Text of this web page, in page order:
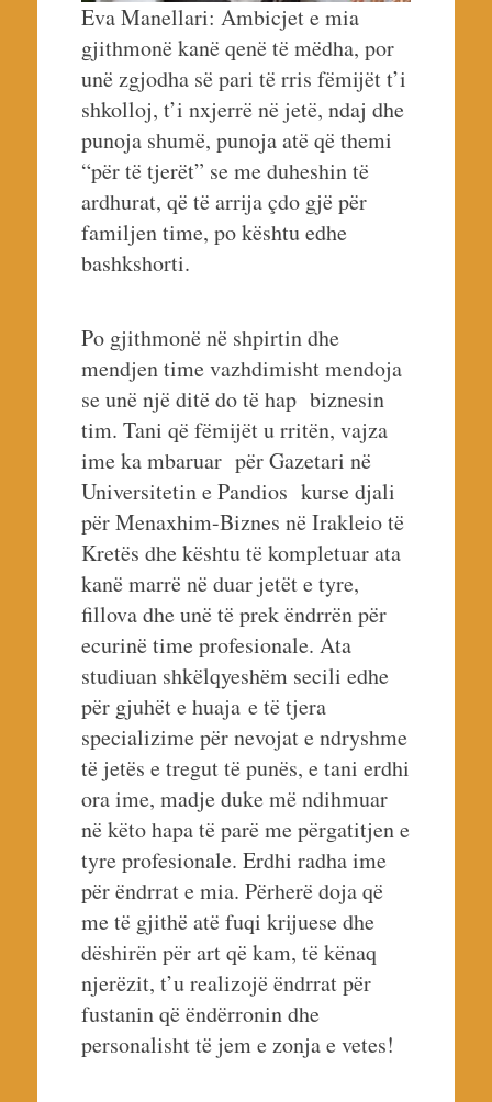
Eva Manellari: Ambicjet e mia
gjithmonë kanë qenë të mëdha, por
unë zgjodha së pari të rris fëmijët t’i
shkolloj, t’i nxjerrë në jetë, ndaj dhe
punoja shumë, punoja atë që themi
“për të tjerët” se me duheshin të
ardhurat, që të arrija çdo gjë për
familjen time, po kështu edhe
bashkshorti.
Po gjithmonë në shpirtin dhe
mendjen time vazhdimisht mendoja
se unë një ditë do të hap biznesin
tim. Tani që fëmijët u rritën, vajza
ime ka mbaruar për Gazetari në
Universitetin e Pandios kurse djali
për Menaxhim-Biznes në Irakleio të
Kretës dhe kështu të kompletuar ata
kanë marrë në duar jetët e tyre,
fillova dhe unë të prek ëndrrën për
ecurinë time profesionale. Ata
studiuan shkëlqyeshëm secili edhe
për gjuhët e huaja e të tjera
specializime për nevojat e ndryshme
të jetës e tregut të punës, e tani erdhi
ora ime, madje duke më ndihmuar
në këto hapa të parë me përgatitjen e
tyre profesionale. Erdhi radha ime
për ëndrrat e mia. Përherë doja që
me të gjithë atë fuqi krijuese dhe
dëshirën për art që kam, të kënaq
njerëzit, t’u realizojë ëndrrat për
fustanin që ëndërronin dhe
personalisht të jem e zonja e vetes!